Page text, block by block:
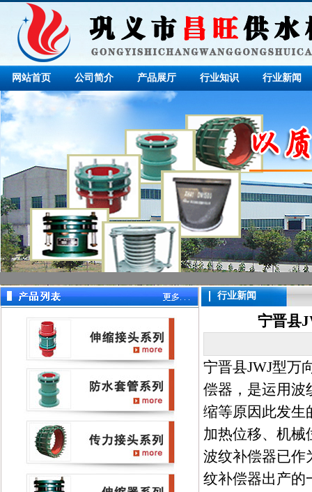
网站首页 公司简介 产品展厅 行业知识 行业新闻
行业新闻
宁晋县
宁晋县JWJ型万
偿器，是运用波
缩等原因此发生
加热位移、机械
波纹补偿器已作
纹补偿器出产的